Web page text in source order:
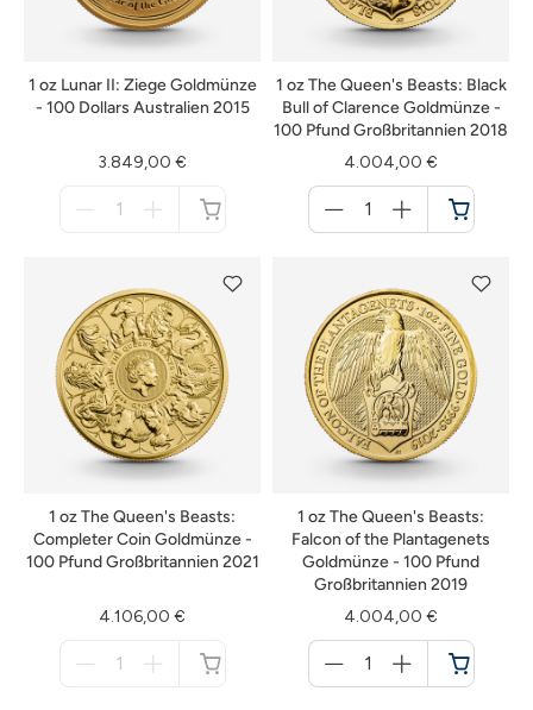
1 oz Lunar II: Ziege Goldmünze
- 100 Dollars Australien 2015
3.849,00 €
1 oz The Queen's Beasts: Black
Bull of Clarence Goldmünze -
100 Pfund Großbritannien 2018
4.004,00 €
für
Warenkorb
1 oz The Queen's Beasts:
Completer Coin Goldmünze -
100 Pfund Großbritannien 2021
4.106,00 €
1 oz The Queen's Beasts:
Falcon of the Plantagenets
Goldmünze - 100 Pfund
Großbritannien 2019
4.004,00 €
für
Warenkorb